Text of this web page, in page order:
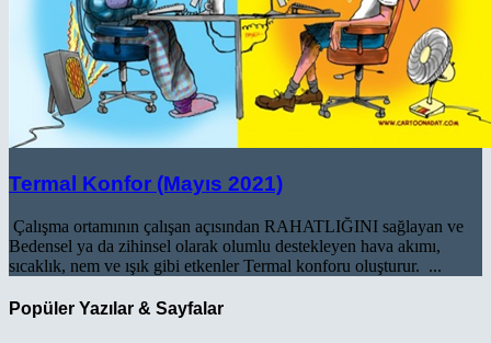
Termal Konfor (Mayıs 2021)
Çalışma ortamının çalışan açısından RAHATLIĞINI sağlayan ve
Bedensel ya da zihinsel olarak olumlu destekleyen hava akımı,
sıcaklık, nem ve ışık gibi etkenler Termal konforu oluşturur. ...
Popüler Yazılar & Sayfalar